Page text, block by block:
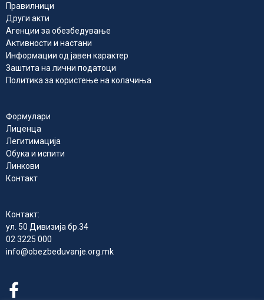
Правилници
Други акти
Агенции за обезбедување
Активности и настани
Информации од јавен карактер
Заштита на лични податоци
Политика за користење на колачиња
Формулари
Лиценца
Легитимација
Обука и испити
Линкови
Контакт
Контакт:
ул. 50 Дивизија бр.34
02 3225 000
info@obezbeduvanje.org.mk